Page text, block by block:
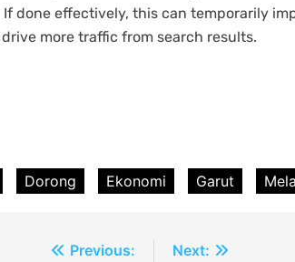
done effectively, this can temporarily
more traffic from search results.
Dorong Ekonomi Garut
Previous:
Next: